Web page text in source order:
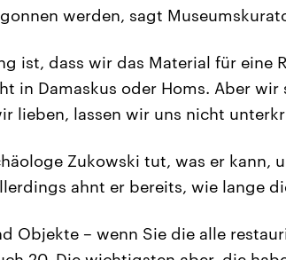
werden, sagt
ist, dass wir das Material für eine
in Damaskus oder Homs. Aber
lieben, lassen wir uns nicht
Zukowski tut, was er kann,
ahnt er bereits, wie lange
Objekte – wenn Sie die alle